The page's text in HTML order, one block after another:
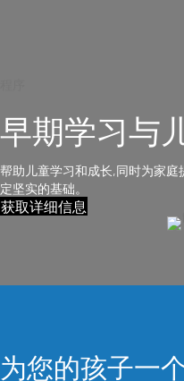
早期学习与
帮助儿童学习和成长,同时为家
定坚实的基础。
获取详细信息
为您的孩子一